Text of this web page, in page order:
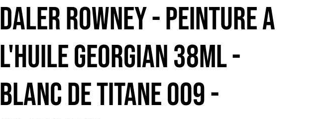
DALER ROWNEY - PEINTURE A
L'HUILE GEORGIAN 38mL -
BLANC DE TITANE 009 -